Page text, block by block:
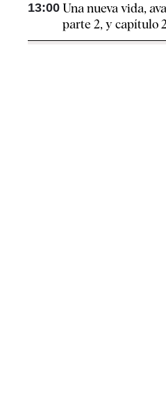
13:00 Una nueva vida,
parte 2, y capítulo